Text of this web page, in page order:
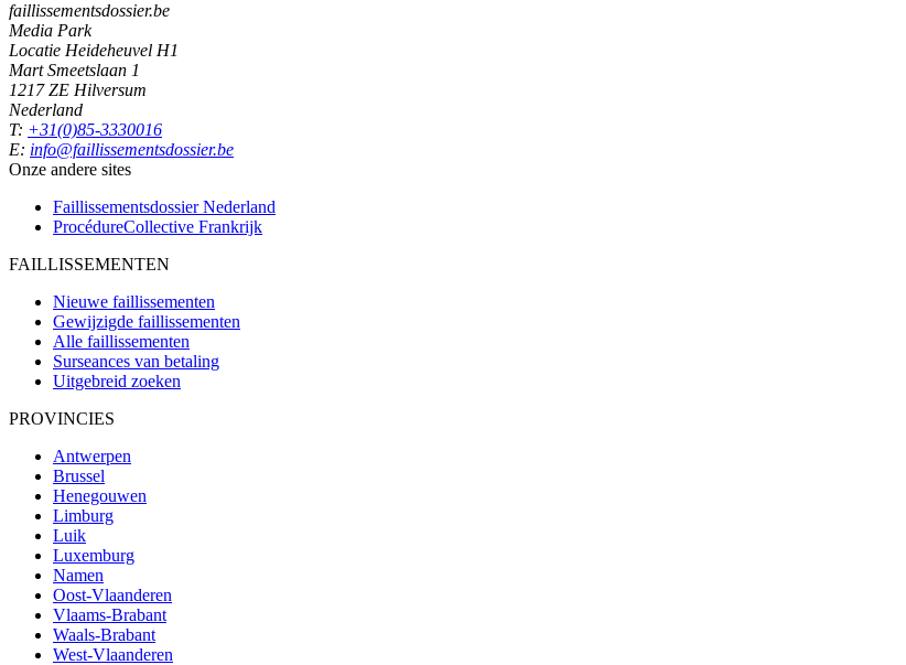
faillissementsdossier.be
Media Park
Locatie Heideheuvel H1
Mart Smeetslaan 1
1217 ZE Hilversum
Nederland
T: +31(0)85-3330016
E: info@faillissementsdossier.be
Onze andere sites
Faillissementsdossier Nederland
ProcédureCollective Frankrijk
FAILLISSEMENTEN
Nieuwe faillissementen
Gewijzigde faillissementen
Alle faillissementen
Surseances van betaling
Uitgebreid zoeken
PROVINCIES
Antwerpen
Brussel
Henegouwen
Limburg
Luik
Luxemburg
Namen
Oost-Vlaanderen
Vlaams-Brabant
Waals-Brabant
West-Vlaanderen